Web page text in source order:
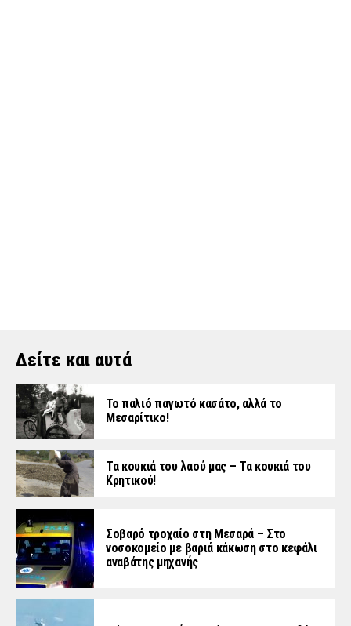
Δείτε και αυτά
Το παλιό παγωτό κασάτο, αλλά το
Μεσαρίτικο!
Τα κουκιά του λαού μας – Τα κουκιά του
Κρητικού!
Σοβαρό τροχαίο στη Μεσαρά – Στο
νοσοκομείο με βαριά κάκωση στο κεφάλι
αναβάτης μηχανής